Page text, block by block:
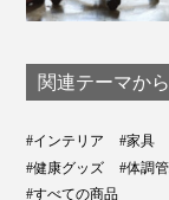
もうひとつ気に
関連テーマか
#インテリア #家具
#健康グッズ
#体調
#すべての商品